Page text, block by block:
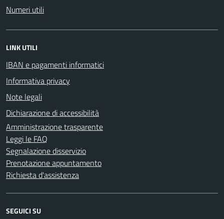
Numeri utili
LINK UTILI
IBAN e pagamenti informatici
Informativa privacy
Note legali
Dichiarazione di accessibilità
Amministrazione trasparente
Leggi le FAQ
Segnalazione disservizio
Prenotazione appuntamento
Richiesta d'assistenza
SEGUICI SU